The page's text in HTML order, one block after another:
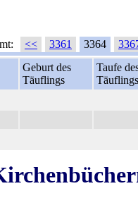
<< 3361 3364
Geburt des
Täuflings
Taufe
Täuflings